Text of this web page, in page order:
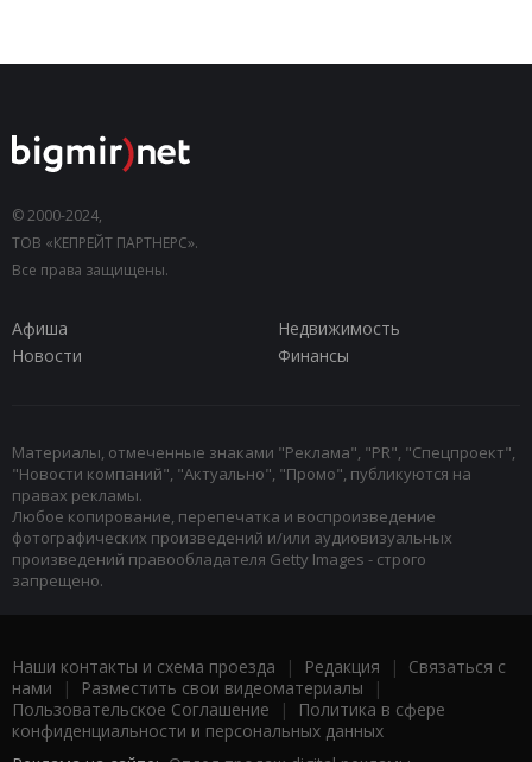
© 2000-2024,
ТОВ «КЕПРЕЙТ ПАРТНЕРС».
Все права защищены.
Афиша
Недвижимость
Новости
Финансы
Материалы, отмеченные знаками "Реклама", "PR", "Спецпроект",
"Новости компаний", "Актуально", "Промо", публикуются на
правах рекламы.
Любое копирование, перепечатка и воспроизведение
фотографических произведений и/или аудиовизуальных
произведений правообладателя Getty Images - строго
запрещено.
Наши контакты и схема проезда | Редакция | Связаться с
нами | Разместить свои видеоматериалы |
Пользовательское Соглашение |
Политика в сфере
конфиденциальности и персональных данных